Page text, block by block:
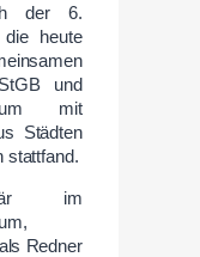
der 6.
die heute
und
mit
Städten
stattfand.
im
Redner